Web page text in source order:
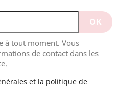
à tout moment. Vous
de contact dans les
et la politique de